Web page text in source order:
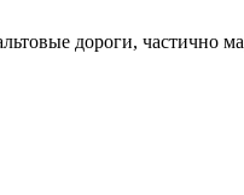
дороги, частично